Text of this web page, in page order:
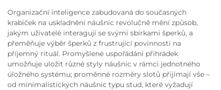
Organizační inteligence zabudovaná do současných
krabiček na uskladnění náušnic revolučně mění způsob,
jakým uživatelé interagují se svými sbírkami šperků, a
přeměňuje výběr šperků z frustrující povinnosti na
příjemný rituál. Promyšlené uspořádání přihrádek
umožňuje uložit různé styly náušnic v rámci jednotného
úložného systému; proměnné rozměry slotů přijímají vše –
od minimalistických náušnic typu stud, které vyžadují